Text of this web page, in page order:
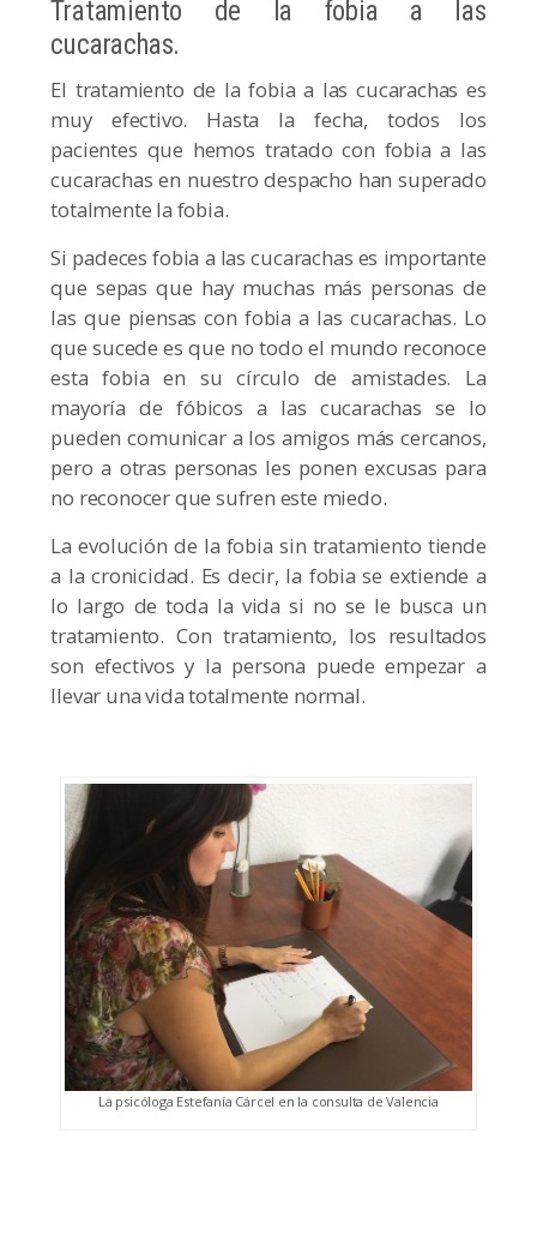
Tratamiento de la fobia a las
cucarachas.
El tratamiento de la fobia a las cucarachas es
muy efectivo. Hasta la fecha, todos los
pacientes que hemos tratado con fobia a las
cucarachas en nuestro despacho han superado
totalmente la fobia.
Si padeces fobia a las cucarachas es importante
que sepas que hay muchas más personas de
las que piensas con fobia a las cucarachas. Lo
que sucede es que no todo el mundo reconoce
esta fobia en su círculo de amistades. La
mayoría de fóbicos a las cucarachas se lo
pueden comunicar a los amigos más cercanos,
pero a otras personas les ponen excusas para
no reconocer que sufren este miedo.
La evolución de la fobia sin tratamiento tiende
a la cronicidad. Es decir, la fobia se extiende a
lo largo de toda la vida si no se le busca un
tratamiento. Con tratamiento, los resultados
son efectivos y la persona puede empezar a
llevar una vida totalmente normal.
La psicóloga Estefanía Cárcel en la consulta de Valencia